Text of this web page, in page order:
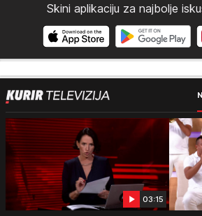
Skini aplikaciju za najbolje
03:15